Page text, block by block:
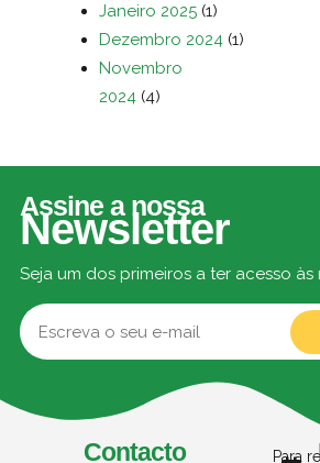
Janeiro 2025 (1)
Dezembro 2024 (1)
Novembro
2024 (4)
Assine a nossa
Newsletter
Seja um dos primeiros a ter acesso às
Contacto Para